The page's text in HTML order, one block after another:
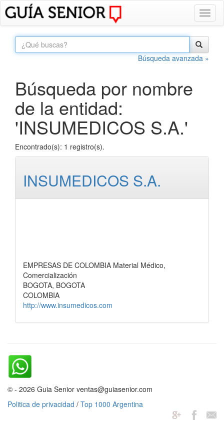
Búsqueda avanzada »
Búsqueda por nombre
de la entidad:
'INSUMEDICOS S.A.'
Encontrado(s): 1 registro(s).
INSUMEDICOS S.A.
EMPRESAS DE COLOMBIA Material Médico,
Comercialización
BOGOTA, BOGOTA
COLOMBIA
http://www.insumedicos.com
© - 2026 Guia Senior ventas@guiasenior.com
Politica de privacidad / Top 1000 Argentina